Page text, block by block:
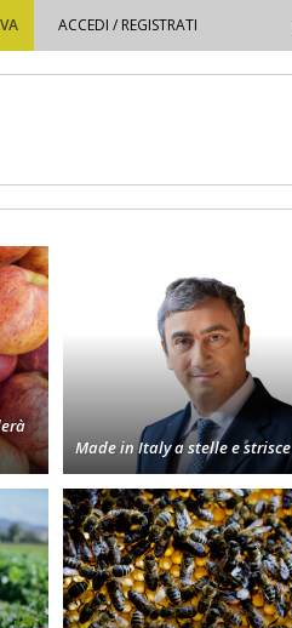
ACCEDI / REGISTRATI
Made in Italy a stelle e strisce